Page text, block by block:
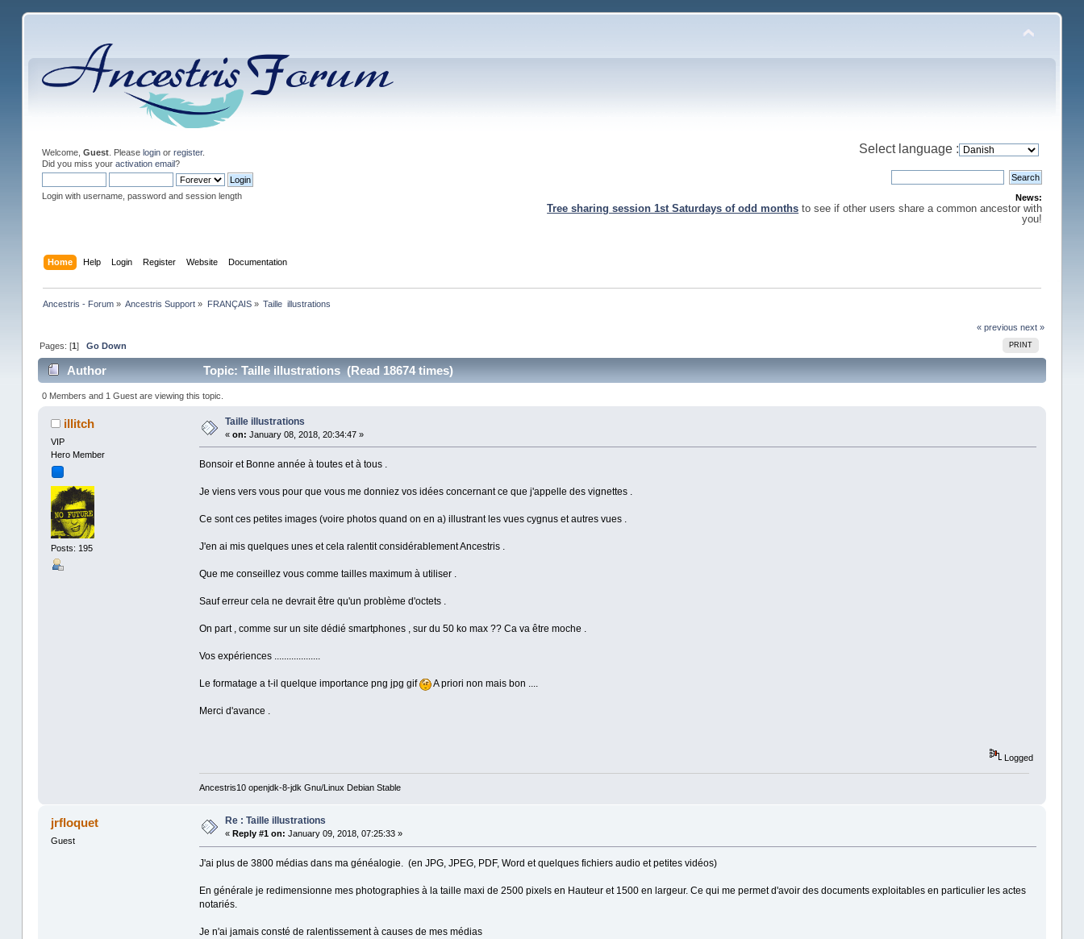
Welcome, Guest. Please loginor register.
Did you miss your activation email?
Login with username, password and session length
Select language :
News:
Tree sharing session 1st Saturdays of odd months to see if other users share a common ancestor with
you!
Home Help Login Register Website Documentation
Ancestris - Forum » Ancestris Support » FRANÇAIS» Taille  illustrations
« previous next »
PRINT
Pages: [1]Go Down
Author Topic: Taille illustrations (Read 18674 times)
0 Members and 1 Guest are viewing this topic.
illitch
VIP
Hero Member
Posts: 195
Taille illustrations
« on: January 08, 2018, 20:34:47 »
Bonsoir et Bonne année à toutes et à tous .
Je viens vers vous pour que vous me donniez vos idées concernant ce que j'appelle des vignettes .
Ce sont ces petites images (voire photos quand on en a) illustrant les vues cygnus et autres vues .
J'en ai mis quelques unes et cela ralentit considérablement Ancestris .
Que me conseillez vous comme tailles maximum à utiliser .
Sauf erreur cela ne devrait être qu'un problème d'octets .
On part , comme sur un site dédié smartphones , sur du 50 ko max ?? Ca va être moche .
Vos expériences ...................
Le formatage a t-il quelque importance png jpg gif A priori non mais bon ....
Merci d'avance .
Logged
Ancestris10 openjdk-8-jdk Gnu/Linux Debian Stable
jrfloquet
Guest
Re : Taille illustrations
« Reply #1 on: January 09, 2018, 07:25:33 »
J'ai plus de 3800 médias dans ma généalogie. (en JPG, JPEG, PDF, Word et quelques fichiers audio et petites vidéos)
En générale je redimensionne mes photographies à la taille maxi de 2500 pixels en Hauteur et 1500 en largeur. Ce qui me permet d'avoir des documents exploitables en particulier les actes
notariés.
Je n'ai jamais consté de ralentissement à causes de mes médias